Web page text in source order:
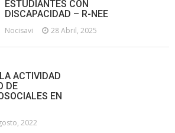
ESTUDIANTES CON
DISCAPACIDAD – R-NEE
Nocisavi 28 Abril, 2025
ACTIVIDAD
DE
EN
2022